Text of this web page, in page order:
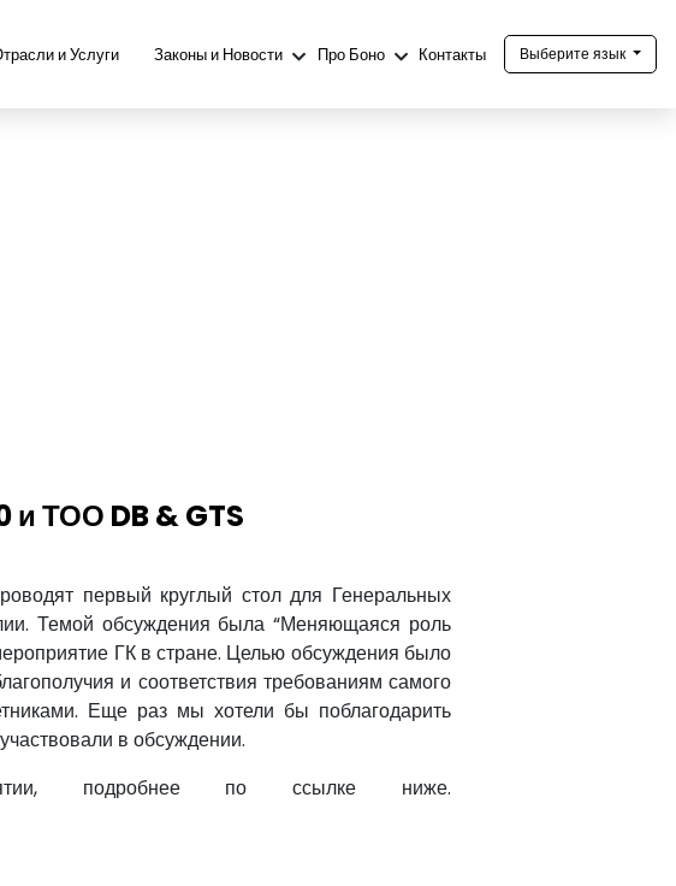
и Услуги Законы и Новости Про Боно Контакты Выберите язык
и ТОО DB & GTS
первый круглый стол для Генеральных
Темой обсуждения была “Меняющаяся роль
ГК в стране. Целью обсуждения было
и соответствия требованиям самого
Еще раз мы хотели бы поблагодарить
в обсуждении.
подробнее по ссылке ниже.